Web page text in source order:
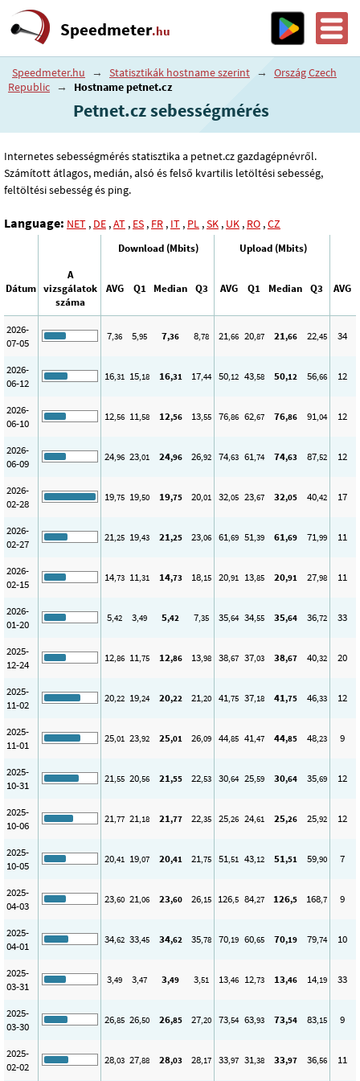
Speedmeter.hu
Speedmeter.hu → Statisztikák hostname szerint →
Ország Czech
Republic → Hostname petnet.cz
Petnet.cz sebességmérés
Internetes sebességmérés statisztika a petnet.cz gazdagépnévről.
Számított átlagos, medián, alsó és felső kvartilis letöltési sebesség,
feltöltési sebesség és ping.
Language: NET , DE ,AT , ES , FR , IT , PL ,SK , UK , RO ,CZ
Download (Mbits) Upload (Mbits)
Dátum
A
vizsgálatok
száma
AVG Q1 Median Q3 AVG Q1 Median Q3 AVG
2026-
07-05
7,36 5,95 7,36 8,78 21,66 20,87 21,66 22,45 34
2026-
06-12
16,31 15,18 16,31 17,44 50,12 43,58 50,12 56,66 12
2026-
06-10
12,56 11,58 12,56 13,55 76,86 62,67 76,86 91,04 12
2026-
06-09
24,96 23,01 24,96 26,92 74,63 61,74 74,63 87,52 12
2026-
02-28
19,75 19,50 19,75 20,01 32,05 23,67 32,05 40,42 17
2026-
02-27
21,25 19,43 21,25 23,06 61,69 51,39 61,69 71,99 11
2026-
02-15
14,73 11,31 14,73 18,15 20,91 13,85 20,91 27,98 11
2026-
01-20
5,42 3,49 5,42 7,35 35,64 34,55 35,64 36,72 33
2025-
12-24
12,86 11,75 12,86 13,98 38,67 37,03 38,67 40,32 20
2025-
11-02
20,22 19,24 20,22 21,20 41,75 37,18 41,75 46,33 12
2025-
11-01
25,01 23,92 25,01 26,09 44,85 41,47 44,85 48,23 9
2025-
10-31
21,55 20,56 21,55 22,53 30,64 25,59 30,64 35,69 12
2025-
10-06
21,77 21,18 21,77 22,35 25,26 24,61 25,26 25,92 12
2025-
10-05
20,41 19,07 20,41 21,75 51,51 43,12 51,51 59,90 7
2025-
04-03
23,60 21,06 23,60 26,15 126,5 84,27 126,5 168,7 9
2025-
04-01
34,62 33,45 34,62 35,78 70,19 60,65 70,19 79,74 10
2025-
03-31
3,49 3,47 3,49 3,51 13,46 12,73 13,46 14,19 33
2025-
03-30
26,85 26,50 26,85 27,20 73,54 63,93 73,54 83,15 9
2025-
02-02
28,03 27,88 28,03 28,17 33,97 31,38 33,97 36,56 11